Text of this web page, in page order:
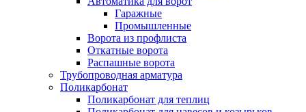
Гаражные
Промышленные
Ворота из профлиста
Откатные ворота
Распашные ворота
Трубопроводная арматура
Поликарбонат
Поликарбонат для теплиц